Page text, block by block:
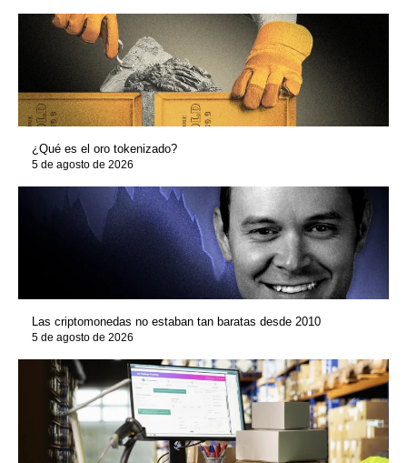
¿Qué es el oro tokenizado?
5 de agosto de 2026
Las criptomonedas no estaban tan baratas desde 2010
5 de agosto de 2026